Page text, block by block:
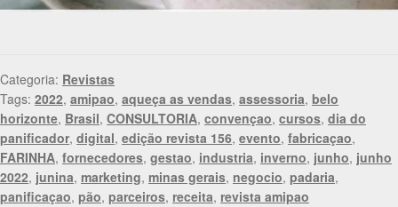
Categoria: Revistas
Tags: 2022, amipao, aqueça as vendas, assessoria, belo
horizonte, Brasil, CONSULTORIA, convençao, cursos, dia do
panificador, digital, edição revista 156, evento, fabricaçao,
FARINHA, fornecedores, gestao, industria, inverno, junho, junho
2022, junina, marketing, minas gerais, negocio, padaria,
panificaçao, pão, parceiros, receita, revista amipao